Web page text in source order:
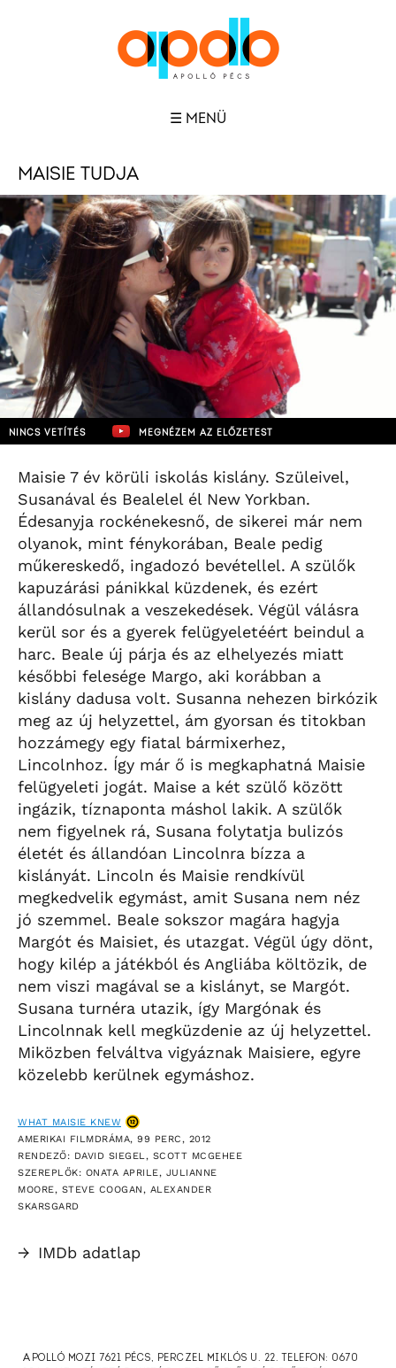
☰ MENÜ
MAISIE TUDJA
NINCS VETÍTÉS MEGNÉZEM AZ ELŐZETEST
Maisie 7 év körüli iskolás kislány. Szüleivel,
Susanával és Bealelel él New Yorkban.
Édesanyja rockénekesnő, de sikerei már nem
olyanok, mint fénykorában, Beale pedig
műkereskedő, ingadozó bevétellel. A szülők
kapuzárási pánikkal küzdenek, és ezért
állandósulnak a veszekedések. Végül válásra
kerül sor és a gyerek felügyeletéért beindul a
harc. Beale új párja és az elhelyezés miatt
későbbi felesége Margo, aki korábban a
kislány dadusa volt. Susanna nehezen birkózik
meg az új helyzettel, ám gyorsan és titokban
hozzámegy egy fiatal bármixerhez,
Lincolnhoz. Így már ő is megkaphatná Maisie
felügyeleti jogát. Maise a két szülő között
ingázik, tíznaponta máshol lakik. A szülők
nem figyelnek rá, Susana folytatja bulizós
életét és állandóan Lincolnra bízza a
kislányát. Lincoln és Maisie rendkívül
megkedvelik egymást, amit Susana nem néz
jó szemmel. Beale sokszor magára hagyja
Margót és Maisiet, és utazgat. Végül úgy dönt,
hogy kilép a játékból és Angliába költözik, de
nem viszi magával se a kislányt, se Margót.
Susana turnéra utazik, így Margónak és
Lincolnnak kell megküzdenie az új helyzettel.
Miközben felváltva vigyáznak Maisiere, egyre
közelebb kerülnek egymáshoz.
WHAT MAISIE KNEW
AMERIKAI FILMDRÁMA, 99 PERC, 2012
RENDEZŐ: DAVID SIEGEL, SCOTT MCGEHEE
SZEREPLŐK: ONATA APRILE, JULIANNE
MOORE, STEVE COOGAN, ALEXANDER
SKARSGARD
→ IMDb adatlap
APOLLÓ MOZI 7621 PÉCS, PERCZEL MIKLÓS U. 22. TELEFON: 0670